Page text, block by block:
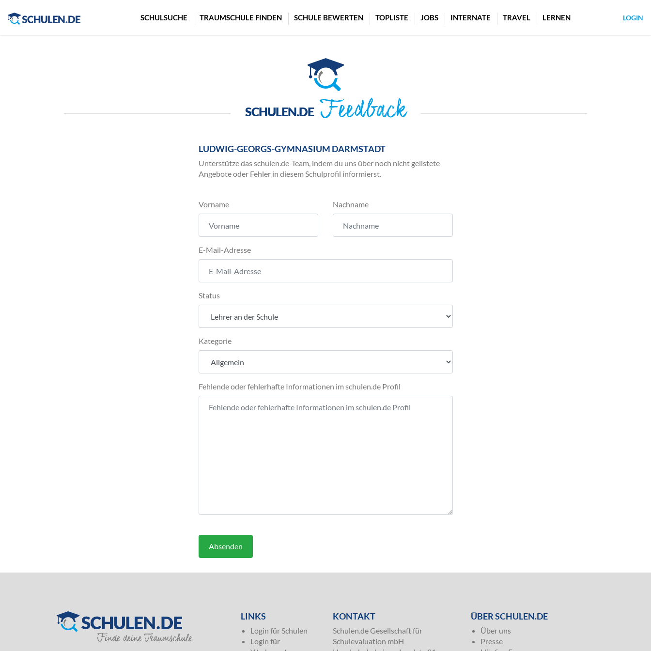
SCHULSUCHE TRAUMSCHULE FINDEN SCHULE BEWERTEN TOPLISTE JOBS INTERNATE TRAVEL LERNEN LOGIN
SCHULEN.DE Feedback
LUDWIG-GEORGS-GYMNASIUM DARMSTADT
Unterstütze das schulen.de-Team, indem du uns über noch nicht gelistete
Angebote oder Fehler in diesem Schulprofil informierst.
Vorname Nachname
E-Mail-Adresse
Status
Kategorie
Fehlende oder fehlerhafte Informationen im schulen.de Profil
Absenden
LINKS
Login für Schulen
Login für
KONTAKT
Schulen.de Gesellschaft für
Schulevaluation mbH
ÜBER SCHULEN.DE
Über uns
Presse